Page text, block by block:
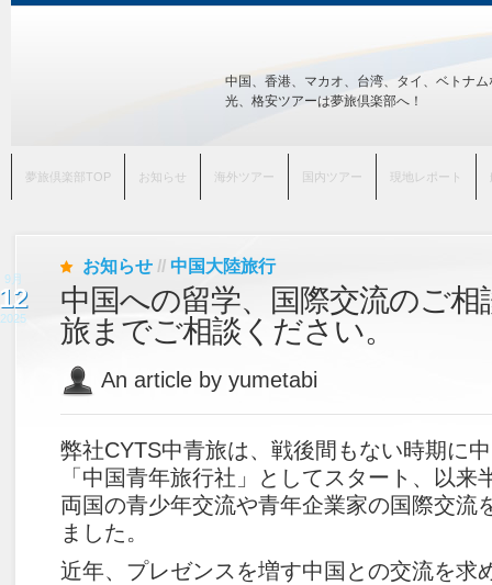
中国、香港、マカオ、台湾、タイ、ベトナ
光、格安ツアーは夢旅倶楽部へ！
夢旅倶楽部TOP お知らせ 海外ツアー 国内ツアー 現地レポート
9月
12
2025
お知らせ // 中国大陸旅行
中国への留学、国際交流のご相
旅までご相談ください。
An article by yumetabi
弊社CYTS中青旅は、戦後間もない時期に
「中国青年旅行社」としてスタート、以来
両国の青少年交流や青年企業家の国際交流
ました。
近年、プレゼンスを増す中国との交流を求